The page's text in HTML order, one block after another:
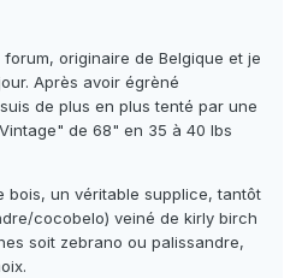
originaire de Belgique et je
Après avoir égrèné
de plus en plus tenté par une
de 68" en 35 à 40 lbs
bois, un véritable supplice, tantôt
cocobelo) veiné de kirly birch
soit zebrano ou palissandre,